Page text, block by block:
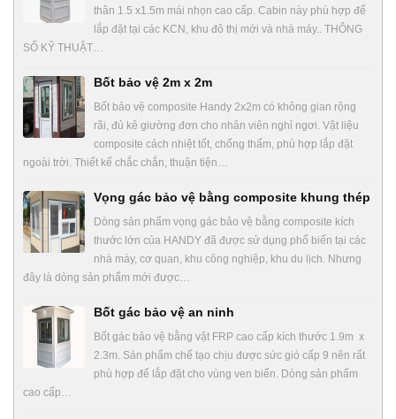
thân 1.5 x1.5m mái nhọn cao cấp. Cabin này phù hợp để
lắp đặt tại các KCN, khu đô thị mới và nhà máy.. THÔNG
SỐ KỸ THUẬT…
Bốt bảo vệ 2m x 2m
Bốt bảo vệ composite Handy 2x2m có không gian rộng
rãi, đủ kê giường đơn cho nhân viên nghỉ ngơi. Vật liệu
composite cách nhiệt tốt, chống thấm, phù hợp lắp đặt
ngoài trời. Thiết kế chắc chắn, thuận tiện…
Vọng gác bảo vệ bằng composite khung thép
Dòng sản phẩm vọng gác bảo vệ bằng composite kích
thước lớn của HANDY đã được sử dụng phổ biến tại các
nhà máy, cơ quan, khu công nghiệp, khu du lịch. Nhưng
đây là dòng sản phẩm mới được…
Bốt gác bảo vệ an ninh
Bốt gác bảo vệ bằng vật FRP cao cấp kích thước 1.9m x
2.3m. Sản phẩm chế tạo chịu được sức gió cấp 9 nên rất
phù hợp để lắp đặt cho vùng ven biển. Dòng sản phẩm
cao cấp…